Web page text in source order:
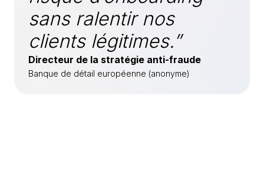
sans ralentir nos
clients légitimes.”
Directeur de la stratégie anti-fraude
Banque de détail européenne (anonyme)